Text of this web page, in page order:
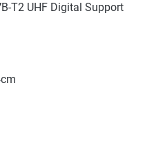
T2 UHF Digital Support